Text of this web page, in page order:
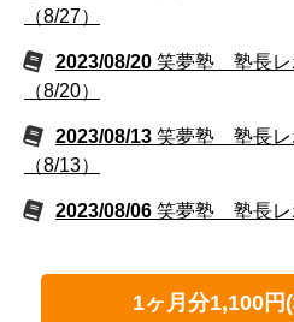
（8/27）
2023/08/20 笑夢塾 塾長レ
（8/20）
2023/08/13 笑夢塾 塾長レ
（8/13）
2023/08/06 笑夢塾 塾長レ
1ヶ月分1,100円